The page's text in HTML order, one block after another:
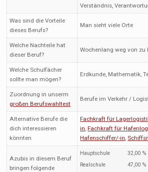
Verständnis,
Was sind die Vorteile
dieses Berufs?
Man sieht viele Orte
Welche Nachteile hat
dieser Beruf?
Wochenlang weg von zu
Welche Schulfächer
sollte man mögen?
Erdkunde, Mathematik,
Zuordnung in unserm
großen Berufswahltest
Berufe im Verkehr /
Alternative Berufe die
dich interessieren
könnten
Fachkraft für
in,Fachkraft für
Hafenschiffer/-in,
Azubis in diesem Beruf
bringen folgende
Hauptschule
32,00 %
Realschule
47,00 %